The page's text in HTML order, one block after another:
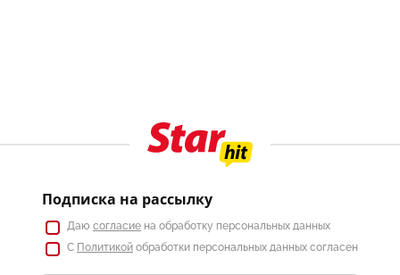
Подписка на рассылку
Даю согласие на обработку персональных данных
С Политикой обработки персональных данных согласен